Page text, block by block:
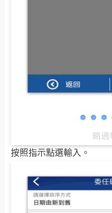
按照指示點選輸入。